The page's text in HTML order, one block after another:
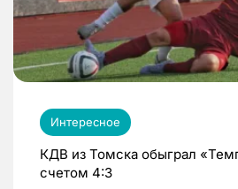
Интересное
КДВ из Томска обыграл
счетом 4:3